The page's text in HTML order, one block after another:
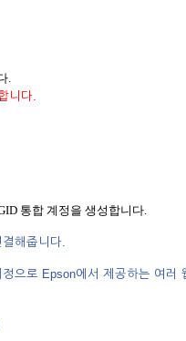
.
니다.
통합 계정을 생성합니다.
해줍니다.
으로 Epson에서 제공하는 여러